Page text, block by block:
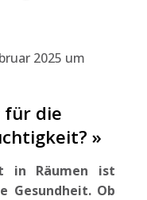
2025 um
für die
»
in Räumen ist
Gesundheit. Ob